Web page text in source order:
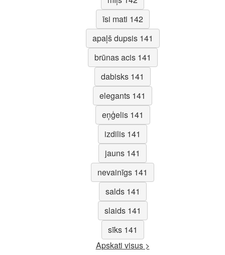
īsi mati 142
apaļš dupsis 141
brūnas acis 141
dabisks 141
elegants 141
eņģelis 141
izdilis 141
jauns 141
nevainīgs 141
salds 141
slaids 141
sīks 141
Apskati visus >